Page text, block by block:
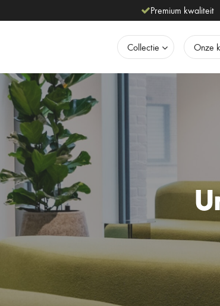
Premium kwaliteit
Collectie Onze